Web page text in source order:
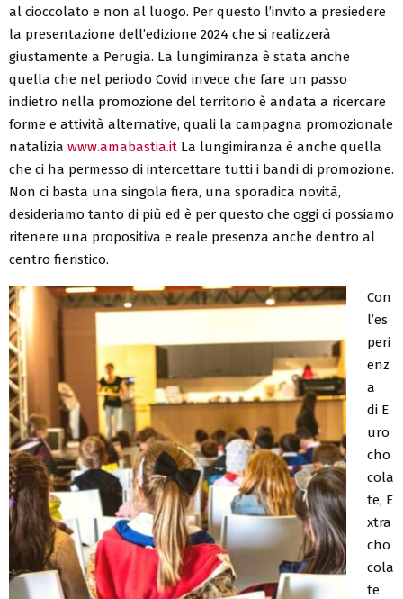
al cioccolato e non al luogo. Per questo l’invito a presiedere
la presentazione dell’edizione 2024 che si realizzerà
giustamente a Perugia. La lungimiranza è stata anche
quella che nel periodo Covid invece che fare un passo
indietro nella promozione del territorio è andata a ricercare
forme e attività alternative, quali la campagna promozionale
natalizia www.amabastia.it La lungimiranza è anche quella
che ci ha permesso di intercettare tutti i bandi di promozione.
Non ci basta una singola fiera, una sporadica novità,
desideriamo tanto di più ed è per questo che oggi ci possiamo
ritenere una propositiva e reale presenza anche dentro al
centro fieristico.
Con
l’es
peri
enz
a
di E
uro
cho
cola
te, E
xtra
cho
cola
te